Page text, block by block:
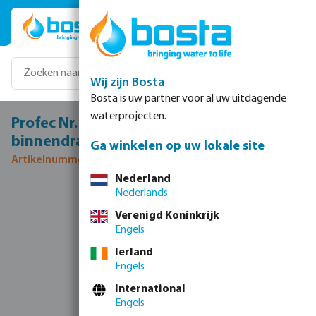
Ga naar de hoofdinhoud
Profec Nr. 270 Sok RVS 316 3/4"
binnendraad 16bar
Artikelnummer 0080144
Afbeeldingengalerij overslaan
Wij zijn Bosta
Bosta is uw partner voor al uw uitdagende
waterprojecten.
Ga winkelen op uw lokale site
Nederland
Nederlands
Verenigd Koninkrijk
Engels
Ierland
Engels
International
Engels